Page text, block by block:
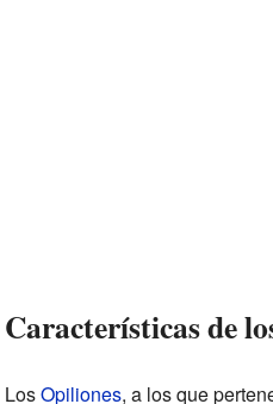
Características de
LosOpiliones, a los que